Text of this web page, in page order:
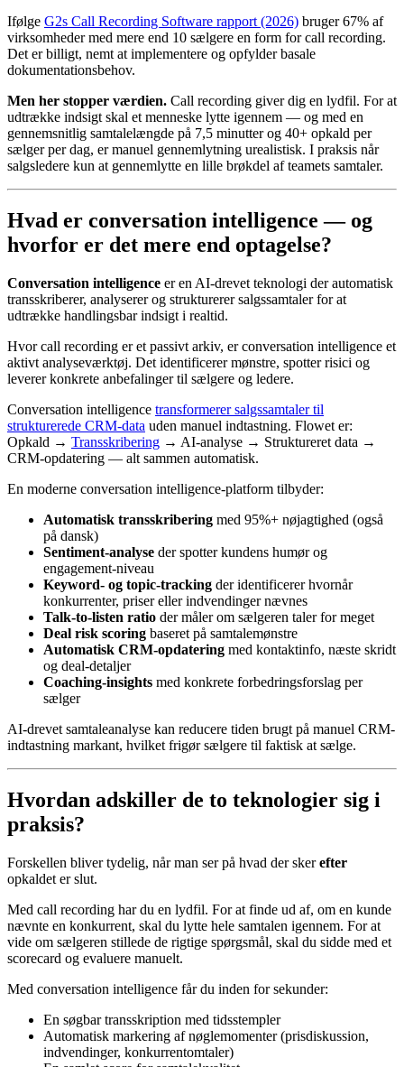
Ifølge G2s Call Recording Software rapport (2026) bruger 67% af
virksomheder med mere end 10 sælgere en form for call recording.
Det er billigt, nemt at implementere og opfylder basale
dokumentationsbehov.
Men her stopper værdien. Call recording giver dig en lydfil. For at
udtrække indsigt skal et menneske lytte igennem — og med en
gennemsnitlig samtalelængde på 7,5 minutter og 40+ opkald per
sælger per dag, er manuel gennemlytning urealistisk. I praksis når
salgsledere kun at gennemlytte en lille brøkdel af teamets samtaler.
Hvad er conversation intelligence — og
hvorfor er det mere end optagelse?
Conversation intelligence er en AI-drevet teknologi der automatisk
transskriberer, analyserer og strukturerer salgssamtaler for at
udtrække handlingsbar indsigt i realtid.
Hvor call recording er et passivt arkiv, er conversation intelligence et
aktivt analyseværktøj. Det identificerer mønstre, spotter risici og
leverer konkrete anbefalinger til sælgere og ledere.
Conversation intelligence transformerer salgssamtaler til
strukturerede CRM-data uden manuel indtastning. Flowet er:
Opkald → Transskribering → AI-analyse → Struktureret data →
CRM-opdatering — alt sammen automatisk.
En moderne conversation intelligence-platform tilbyder:
Automatisk transskribering med 95%+ nøjagtighed (også
på dansk)
Sentiment-analyse der spotter kundens humør og
engagement-niveau
Keyword- og topic-tracking der identificerer hvornår
konkurrenter, priser eller indvendinger nævnes
Talk-to-listen ratio der måler om sælgeren taler for meget
Deal risk scoring baseret på samtalemønstre
Automatisk CRM-opdatering med kontaktinfo, næste skridt
og deal-detaljer
Coaching-insights med konkrete forbedringsforslag per
sælger
AI-drevet samtaleanalyse kan reducere tiden brugt på manuel CRM-
indtastning markant, hvilket frigør sælgere til faktisk at sælge.
Hvordan adskiller de to teknologier sig i
praksis?
Forskellen bliver tydelig, når man ser på hvad der skerefter
opkaldet er slut.
Med call recording har du en lydfil. For at finde ud af, om en kunde
nævnte en konkurrent, skal du lytte hele samtalen igennem. For at
vide om sælgeren stillede de rigtige spørgsmål, skal du sidde med et
scorecard og evaluere manuelt.
Med conversation intelligence får du inden for sekunder:
En søgbar transskription med tidsstempler
Automatisk markering af nøglemomenter (prisdiskussion,
indvendinger, konkurrentomtaler)